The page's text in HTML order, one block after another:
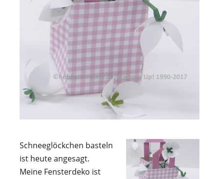
Schneeglöckchen basteln
ist heute angesagt.
Meine Fensterdeko ist